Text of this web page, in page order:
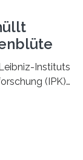
Instituts
(IPK)